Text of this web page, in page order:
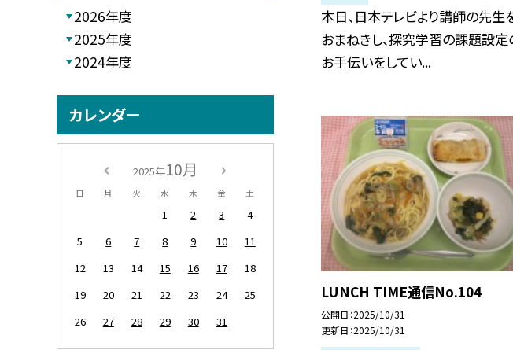
本日、日本テレビより講師の先生
おまねきし、探究学習の課題設定
お手伝いをしてい...
LUNCH TIME通信No.104
公開日 2025/10/31
更新日 2025/10/31
2026年度
2025年度
2024年度
カレンダー
2025年10月
日 月 火 水 木 金 土
1 2 3
4
5
6 7 8 9 10
11
12
13 14 15 16 17
18
19
20 21 22 23 24
25
26
27 28 29 30 31